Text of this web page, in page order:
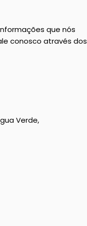
que nós
conosco através dos
Verde,